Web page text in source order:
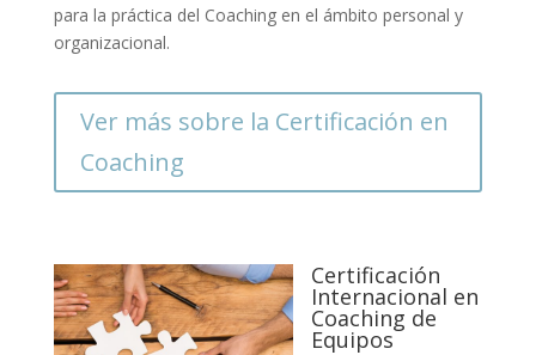
para la práctica del Coaching en el ámbito personal y
organizacional.
Ver más sobre la Certificación en
Coaching
Certificación
Internacional en
Coaching de
Equipos